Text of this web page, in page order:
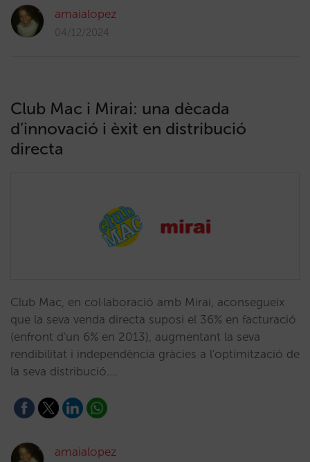
amaialopez
04/12/2024
Club Mac i Mirai: una dècada
d’innovació i èxit en distribució
directa
Club Mac, en col·laboració amb Mirai, aconsegueix
que la seva venda directa suposi el 36% en facturació
(enfront d'un 6% en 2013), augmentant la seva
rendibilitat i independència gràcies a l'optimització de
la seva distribució.…
amaialopez